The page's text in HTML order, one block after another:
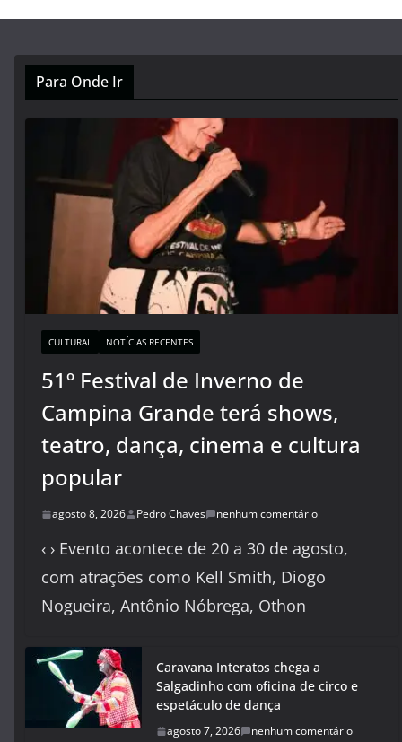
Para Onde Ir
CULTURAL NOTÍCIAS RECENTES
51º Festival de Inverno de
Campina Grande terá shows,
teatro, dança, cinema e cultura
popular
agosto 8, 2026 Pedro Chaves nenhum comentário
‹ › Evento acontece de 20 a 30 de agosto,
com atrações como Kell Smith, Diogo
Nogueira, Antônio Nóbrega, Othon
Caravana Interatos chega a
Salgadinho com oficina de circo e
espetáculo de dança
agosto 7, 2026 nenhum comentário